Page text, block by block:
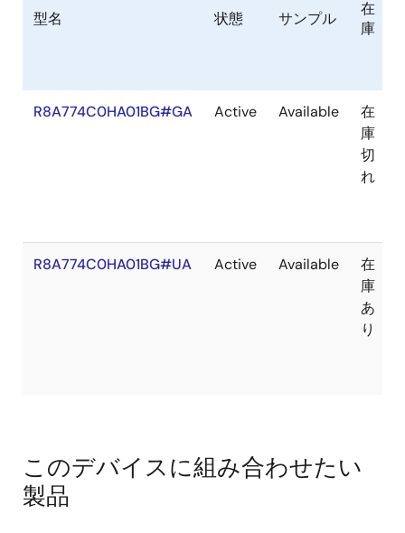
型名 状態 サンプル
在
庫
R8A774C0HA01BG#GA Active Available
在
庫
切
れ
R8A774C0HA01BG#UA Active Available
在
庫
あ
り
このデバイスに組み合わせたい
製品